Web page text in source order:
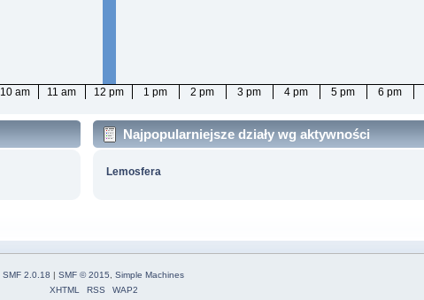
10 am 11 am 12 pm 1 pm 2 pm 3 pm 4 pm 5 pm 6 pm
Najpopularniejsze działy wg aktywności
Lemosfera
SMF 2.0.18 | SMF © 2015, Simple Machines
XHTML
RSS WAP2